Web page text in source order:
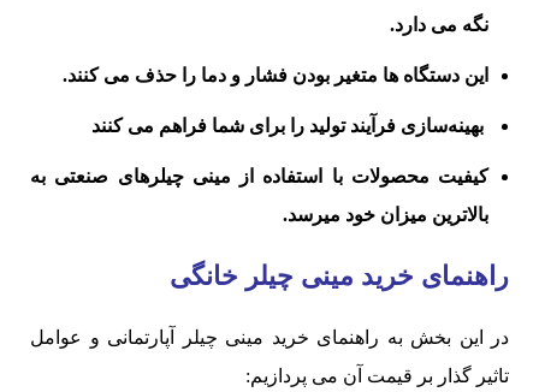
نگه می دارد.
این دستگاه ها متغیر بودن فشار و دما را حذف می کنند.
بهینه‌سازی فرآیند تولید را برای شما فراهم می کنند
کیفیت محصولات با استفاده از مینی چیلرهای صنعتی به
بالاترین میزان خود میرسد.
راهنمای خرید مینی چیلر خانگی
در این بخش به راهنمای خرید مینی چیلر آپارتمانی و عوامل
تاثیر گذار بر قیمت آن می پردازیم: